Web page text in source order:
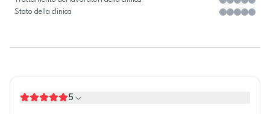
Stato della clinica
5